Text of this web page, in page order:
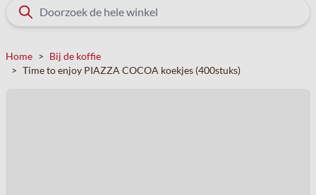
Home > Bij de koffie
> Time to enjoy PIAZZA COCOA koekjes (400stuks)